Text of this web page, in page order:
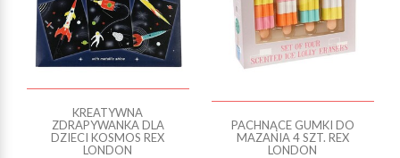
KREATYWNA
ZDRAPYWANKA DLA
DZIECI KOSMOS REX
LONDON
PACHNĄCE GUMKI DO
MAZANIA 4 SZT. REX
LONDON